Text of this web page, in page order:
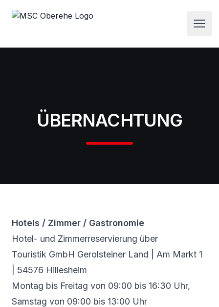
ÜBERNACHTUNG
Hotels / Zimmer / Gastronomie
Hotel- und Zimmerreservierung über
Touristik GmbH Gerolsteiner Land | Am Markt 1
| 54576 Hillesheim
Montag bis Freitag von 09:00 bis 16:30 Uhr,
Samstag von 09:00 bis 13:00 Uhr